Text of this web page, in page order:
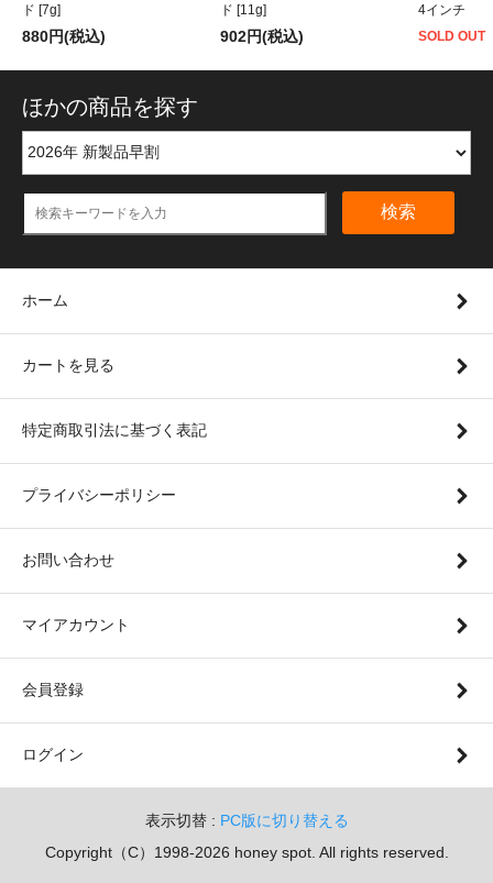
ド [7g]
880円(税込)
ド [11g]
902円(税込)
4インチ
SOLD OUT
ほかの商品を探す
検索
ホーム
カートを見る
特定商取引法に基づく表記
プライバシーポリシー
お問い合わせ
マイアカウント
会員登録
ログイン
表示切替 : PC版に切り替える
Copyright（C）1998-2026 honey spot. All rights reserved.